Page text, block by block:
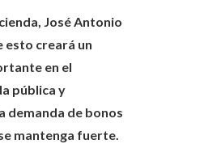
José Antonio
esto creará un
en el
pública y
demanda de bonos
mantenga fuerte.